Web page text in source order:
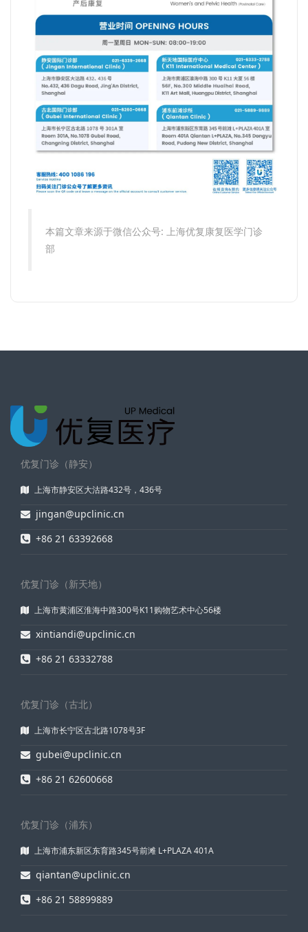
本篇文章来源于微信公众号: 上海优复康复医学门诊
部
优复门诊（静安）
上海市静安区大沽路432号，436号
jingan@upclinic.cn
+86 21 63392668
优复门诊（新天地）
上海市黄浦区淮海中路300号K11购物艺术中心56楼
xintiandi@upclinic.cn
+86 21 63332788
优复门诊（古北）
上海市长宁区古北路1078号3F
gubei@upclinic.cn
+86 21 62600668
优复门诊（浦东）
上海市浦东新区东育路345号前滩 L+PLAZA 401A
qiantan@upclinic.cn
+86 21 58899889